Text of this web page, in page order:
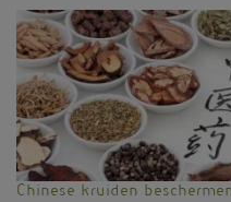
Chinese kruiden